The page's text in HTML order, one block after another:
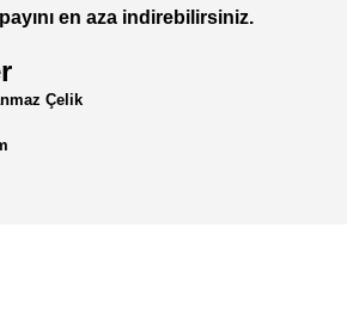
en aza indirebilirsiniz.
Çelik